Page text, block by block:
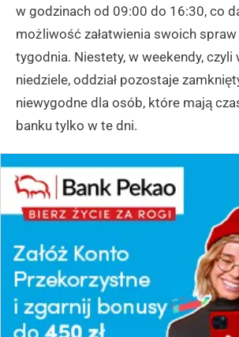
w godzinach od 09:00 do 16:30, co
możliwość załatwienia swoich
tygodnia. Niestety, w weekendy, czyli
niedziele, oddział pozostaje
niewygodne dla osób, które mają
banku tylko w te dni.